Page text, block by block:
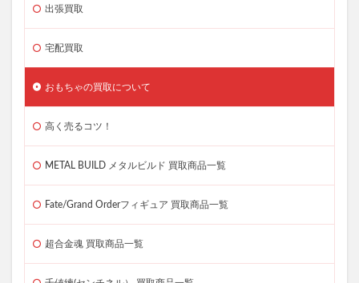
出張買取
宅配買取
おもちゃの買取について
高く売るコツ！
METAL BUILD メタルビルド 買取商品一覧
Fate/Grand Orderフィギュア 買取商品一覧
超合金魂 買取商品一覧